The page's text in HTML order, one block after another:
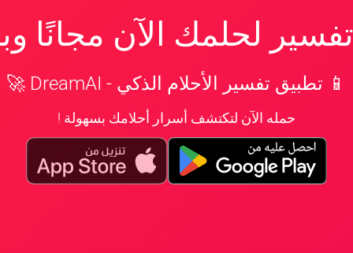
لحلمك الآن مجانًا
📱 تطبيق تفسير الأحلام الذكي - DreamAI 🚀
حمله الآن لتكتشف أسرار أحلامك بسهولة !